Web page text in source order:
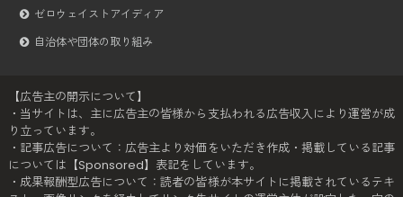
ゼロウェイストアイディア
自治体や団体の取り組み
【広告主の開示について】
・当サイトは、主に広告主の皆様から支払われる広告収入により運営が成
り立っています。
・記事広告について：広告主より対価をいただき作成・掲載している記事
については【Sponsored】表記をしています。
・成果報酬型広告について：読者の皆様が本サイトに掲載されているテキ